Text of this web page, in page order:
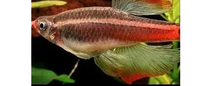
Deze
optie
kan
gekozen
worden
op